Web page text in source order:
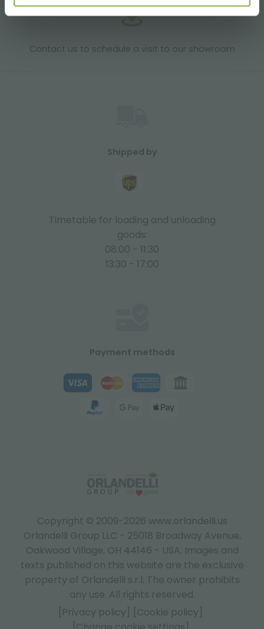
Contact us to schedule a visit to our showroom
Copyright © 2009-2026 www.orlandelli.us
Orlandelli Group LLC - 25018 Broadway Avenue,
Oakwood Village, OH 44146 - USA. Images and
texts published on this website are the exclusive
property of Orlandelli s.r.l. The owner prohibits
any use. All rights reserved.
[Privacy policy]
[Cookie policy]
Shipped by
Timetable for loading and unloading
goods:
08:00 - 11:30
13:30 - 17:00
Payment methods